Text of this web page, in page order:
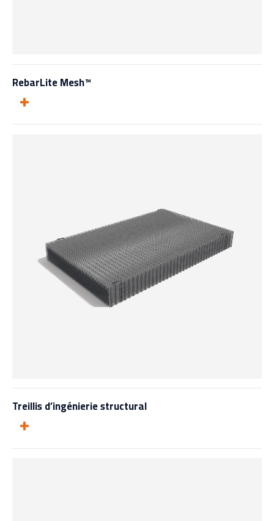
RebarLite Mesh™
Treillis d’ingénierie structural